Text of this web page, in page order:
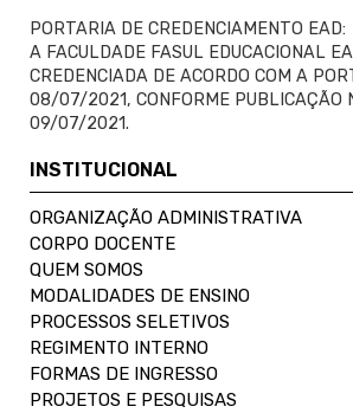
PORTARIA DE CREDENCIAMENTO EAD:
A FACULDADE FASUL EDUCACIONAL
CREDENCIADA DE ACORDO COM A
08/07/2021, CONFORME PUBLICAÇÃO
09/07/2021.
INSTITUCIONAL
ORGANIZAÇÃO ADMINISTRATIVA
CORPO DOCENTE
QUEM SOMOS
MODALIDADES DE ENSINO
PROCESSOS SELETIVOS
REGIMENTO INTERNO
FORMAS DE INGRESSO
PROJETOS E PESQUISAS